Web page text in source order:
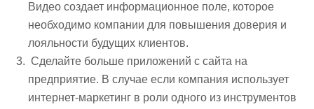
Видео создает информационное поле, которое
необходимо компании для повышения доверия и
лояльности будущих клиентов.
Сделайте больше приложений с сайта на
предприятие. В случае если компания использует
интернет-маркетинг в роли одного из инструментов